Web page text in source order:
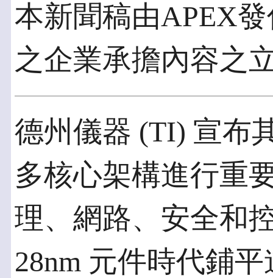
本新聞稿由APEX
之企業承擔內容之
德州儀器 (TI) 宣布
多核心架構進行重
理、網路、安全和
28nm 元件時代鋪